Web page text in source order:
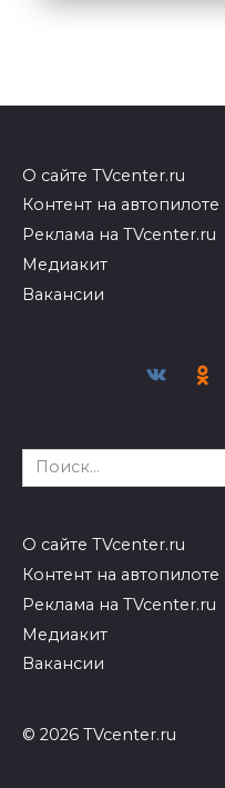
О сайте TVcenter.ru
Контент на автопилоте
Реклама на TVcenter.ru
Медиакит
Вакансии
Search
for:
О сайте TVcenter.ru
Контент на автопилоте
Реклама на TVcenter.ru
Медиакит
Вакансии
© 2026 TVcenter.ru